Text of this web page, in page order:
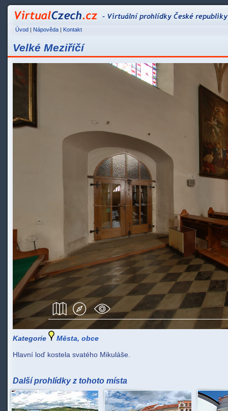
VirtualCzech.cz -
Úvod | Nápověda | Kontakt
Velké Meziříčí
Kategorie
Města, obce
Hlavní loď kostela svatého Mikuláše.
Další prohlídky z tohoto místa